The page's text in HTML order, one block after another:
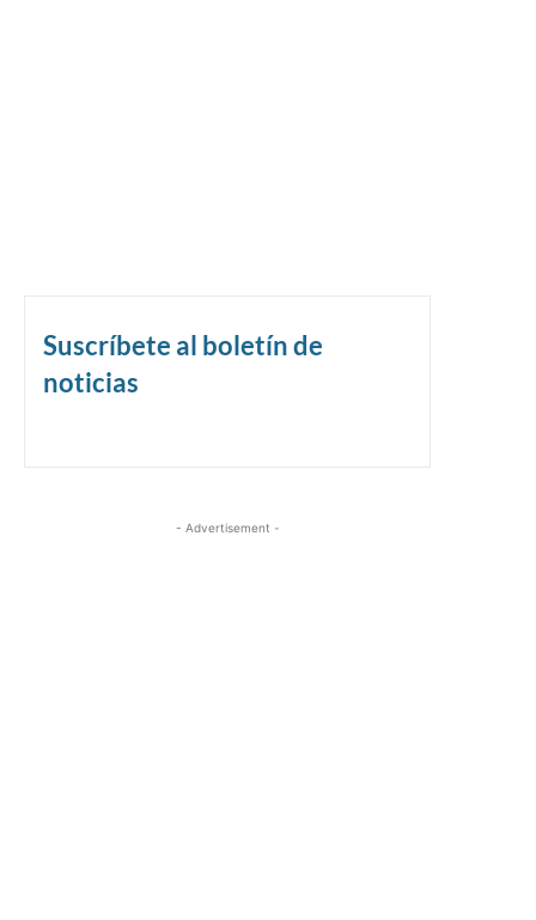
Suscríbete al boletín de
noticias
- Advertisement -